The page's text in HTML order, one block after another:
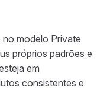
modelo Private
próprios padrões e
em
consistentes e